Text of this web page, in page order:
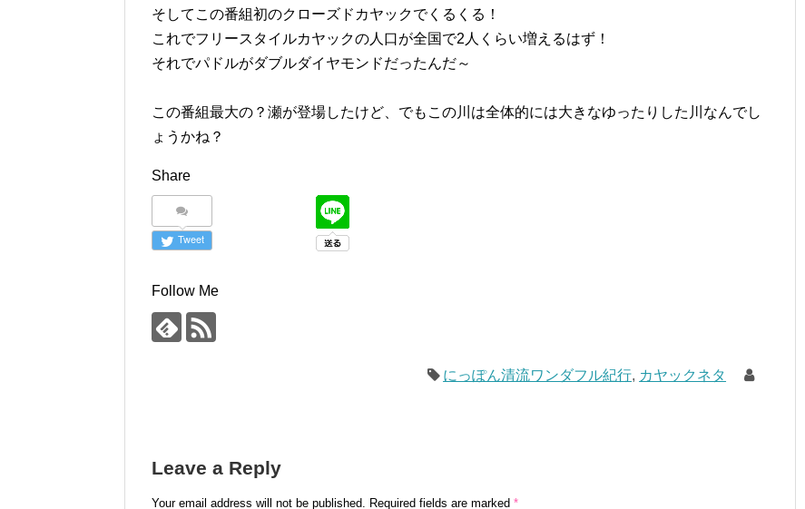
そしてこの番組初のクローズドカヤックでくるくる！
これでフリースタイルカヤックの人口が全国で2人くらい増えるはず！
それでパドルがダブルダイヤモンドだったんだ～
この番組最大の？瀬が登場したけど、でもこの川は全体的には大きなゆったりした川なんでし
ょうかね？
Share
Tweet
Follow Me
にっぽん清流ワンダフル紀行, カヤックネタ
Leave a Reply
Your email address will not be published. Required fields are marked *